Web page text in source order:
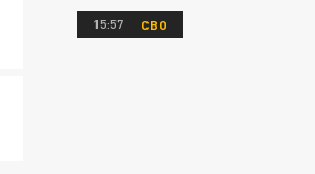
15:57 СВО